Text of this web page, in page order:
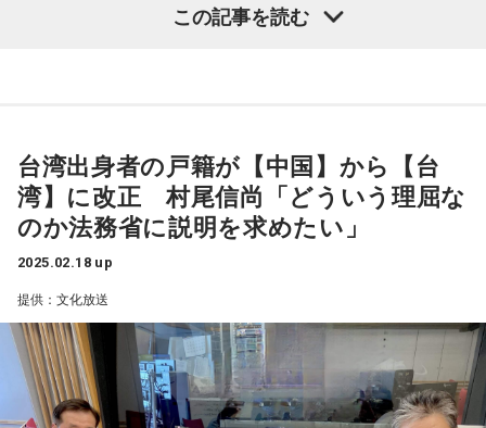
「年末年始は発熱外来の患者さんが100人来ると50人く
流行らず、減っているんですが、コロナの方が増えている印
象があります」
大竹 「でもニュース番組では、まるでコロナが忘れられたよ
うに報道が減っております。症状ですけど、前はコロナにか
かると重症化していましたが、今はどうなんでしょう？」
倉持「今のコロナは若い方とか間質性肺炎のような病気のな
い方には、それほど症状を起こしていないのですが、高齢者
この記事を読む
台湾出身者の戸籍が【中国】から【台
湾】に改正 村尾信尚「どういう理屈な
のか法務省に説明を求めたい」
2025.02.18 up
提供：文化放送